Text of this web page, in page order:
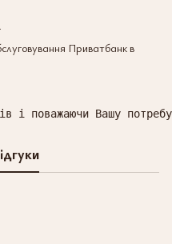
Приватбанк в
і поважаючи Вашу